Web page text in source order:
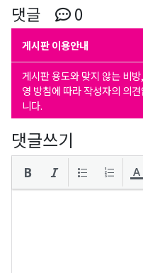
댓글 0
게시판 이용안내
게시판 용도와 맞지 않는 비
영 방침에 따라 작성자의 의
니다.
댓글쓰기